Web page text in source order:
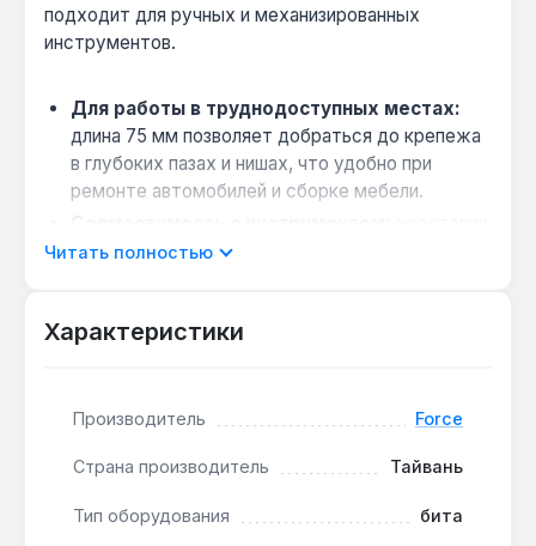
подходит для ручных и механизированных
инструментов.
Для работы в труднодоступных местах:
длина 75 мм позволяет добраться до крепежа
в глубоких пазах и нишах, что удобно при
ремонте автомобилей и сборке мебели.
10 мм подходит для большинства ручных и
Материал для интенсивной эксплуатации:
износу при частом использовании.
T20 минимизирует риск срыва шлица и
обеспечивает плотное прилегание к крепежу,
Читать полностью
Характеристики
Производитель Force
Страна производитель Тайвань
Тип оборудования бита